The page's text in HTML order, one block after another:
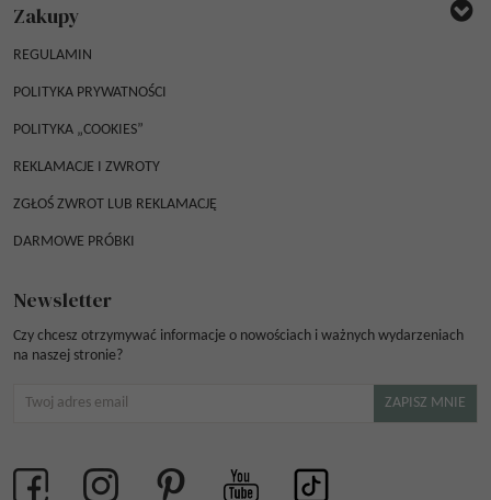
Zakupy
REGULAMIN
POLITYKA PRYWATNOŚCI
POLITYKA „COOKIES”
REKLAMACJE I ZWROTY
ZGŁOŚ ZWROT LUB REKLAMACJĘ
DARMOWE PRÓBKI
Newsletter
Czy chcesz otrzymywać informacje o nowościach i ważnych wydarzeniach
na naszej stronie?